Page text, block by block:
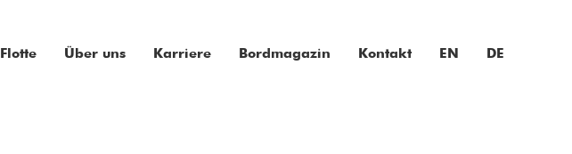
Flotte Über uns Karriere Bordmagazin Kontakt EN DE